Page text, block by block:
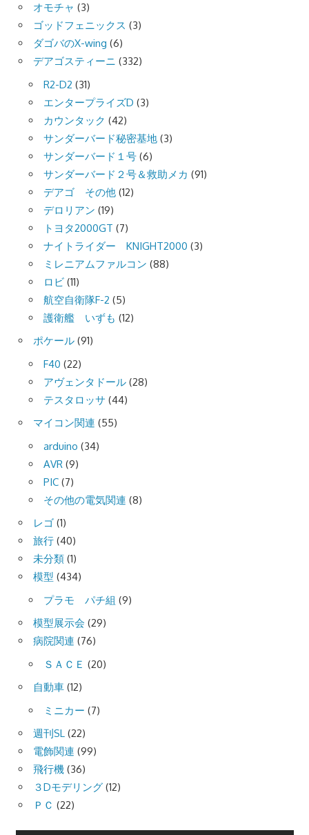
オモチャ (3)
ゴッドフェニックス (3)
ダゴバのX-wing (6)
デアゴスティーニ (332)
R2-D2 (31)
エンタープライズD (3)
カウンタック (42)
サンダーバード秘密基地 (3)
サンダーバード１号 (6)
サンダーバード２号＆救助メカ (91)
デアゴ その他 (12)
デロリアン (19)
トヨタ2000GT (7)
ナイトライダー KNIGHT2000 (3)
ミレニアムファルコン (88)
ロビ (11)
航空自衛隊F-2 (5)
護衛艦 いずも (12)
ポケール (91)
F40 (22)
アヴェンタドール (28)
テスタロッサ (44)
マイコン関連 (55)
arduino (34)
AVR (9)
PIC (7)
その他の電気関連 (8)
レゴ (1)
旅行 (40)
未分類 (1)
模型 (434)
プラモ パチ組 (9)
模型展示会 (29)
病院関連 (76)
ＳＡＣＥ (20)
自動車 (12)
ミニカー (7)
週刊SL (22)
電飾関連 (99)
飛行機 (36)
３Dモデリング (12)
ＰＣ (22)